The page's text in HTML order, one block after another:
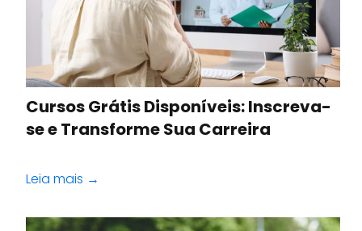
Cursos Grátis Disponíveis: Inscreva-
se e Transforme Sua Carreira
Leia mais →